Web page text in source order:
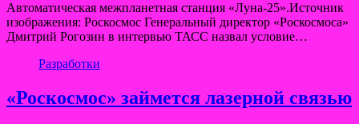
Автоматическая межпланетная станция «Луна-25».Источник
изображения: Роскосмос Генеральный директор «Роскосмоса»
Дмитрий Рогозин в интервью ТАСС назвал условие…
Разработки
«Роскосмос» займется лазерной связью